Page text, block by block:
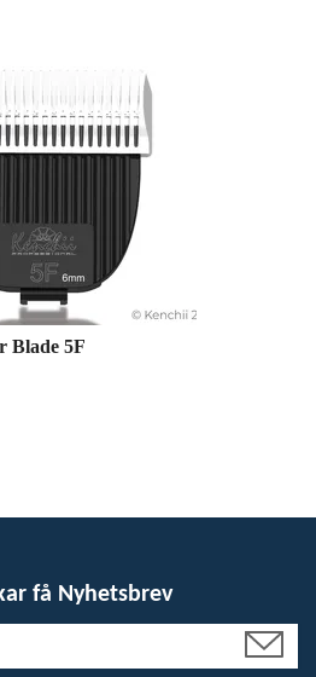
Blade 5F
få Nyhetsbrev